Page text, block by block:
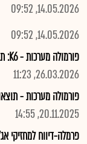
14.05.2026, 09:52
14.05.2026, 09:52
פורמולה מערכות - K6: תוצאות רבעון 4 ושנה מלאה 2025
26.03.2026, 11:23
פורמולה מערכות - תוצאות רבעון 3 לשנת ,2025
20.11.2025, 14:55
פרמלה-דיווח למחזיקי